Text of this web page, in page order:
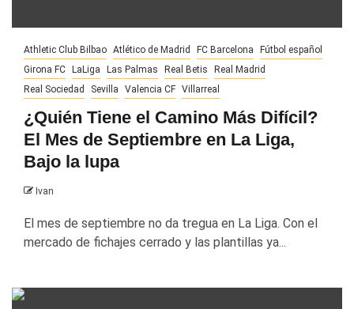
Athletic Club Bilbao Atlético de Madrid FC Barcelona
Fútbol español
Girona FC LaLiga Las Palmas Real Betis
Real Madrid
Real Sociedad
Sevilla Valencia CF Villarreal
¿Quién Tiene el Camino Más Difícil?
El Mes de Septiembre en La Liga,
Bajo la lupa
Ivan
El mes de septiembre no da tregua en La Liga. Con el
mercado de fichajes cerrado y las plantillas ya...